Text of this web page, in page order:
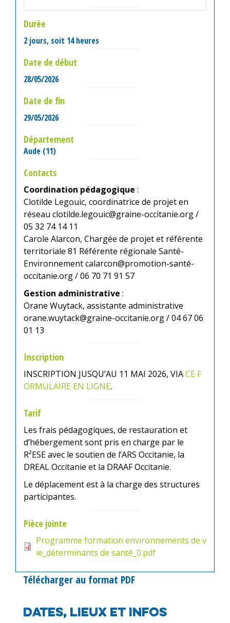
Durée
2 jours, soit 14 heures
Date de début
28/05/2026
Date de fin
29/05/2026
Département
Aude (11)
Contacts
Coordination pédagogique :
Clotilde Legouic, coordinatrice de projet en
réseau clotilde.legouic@graine-occitanie.org /
05 32 74 14 11
Carole Alarcon, Chargée de projet et référente
territoriale 81 Référente régionale Santé-
Environnement calarcon@promotion-santé-
occitanie.org / 06 70 71 91 57
Gestion administrative :
Orane Wuytack, assistante administrative
orane.wuytack@graine-occitanie.org / 04 67 06
01 13
Inscription
INSCRIPTION JUSQU’AU 11 MAI 2026, VIACE F
ORMULAIRE EN LIGNE.
Tarif
Les frais pédagogiques, de restauration et
d’hébergement sont pris en charge par le
R²ESE avec le soutien de l’ARS Occitanie, la
DREAL Occitanie et la DRAAF Occitanie.
Le déplacement est à la charge des structures
participantes.
Pièce jointe
Programme formation environnements de v
ie_déterminants de santé_0.pdf
Télécharger au format PDF
Dates, lieux et infos